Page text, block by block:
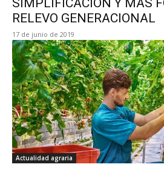
SIMPLIFICACIÓN Y MÁS
RELEVO GENERACIONAL
17 de junio de 2019
Actualidad agraria